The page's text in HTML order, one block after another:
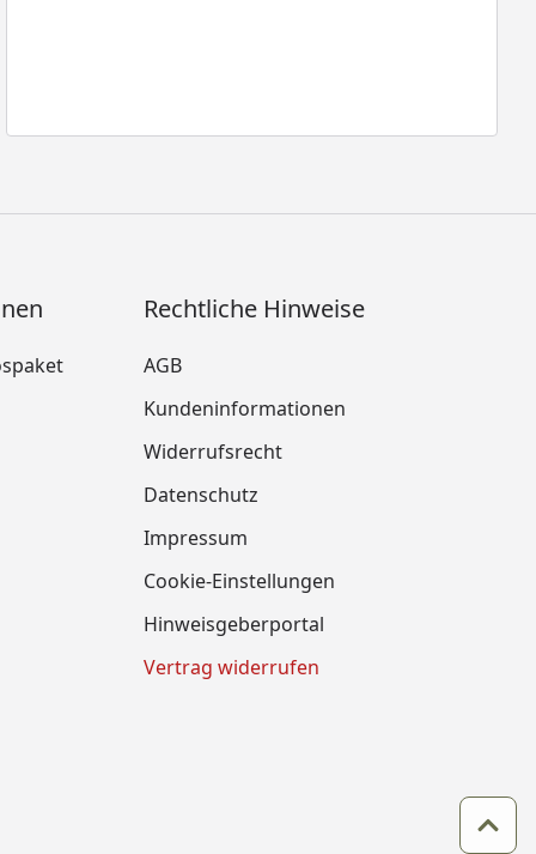
Rechtliche Hinweise
AGB
Kundeninformationen
Widerrufsrecht
Datenschutz
Impressum
Cookie-Einstellungen
Hinweisgeberportal
Vertrag widerrufen